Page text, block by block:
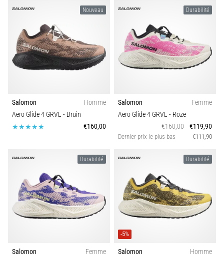
9 min. de lecture
Syndrome
de
causes,
traitement
l'essuie-
glace,
également
le
Nouveau
Salomon
Homme
Aero Glide 4 GRVL - Bruin
€160,00
Durabilité
Salomon
Femme
Aero Glide 4 GRVL - Roze
€160,00
€119,90
Dernier prix le plus bas €111,90
Durabilité
Salomon Femme
Durabilité
-5%
Salomon Homme